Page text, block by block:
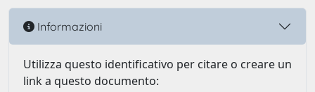
Informazioni
Utilizza questo identificativo per citare o creare un
link a questo documento: